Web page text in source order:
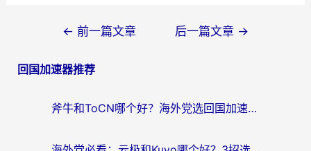
导
← 前一篇文章 后一篇文章 →
回国加速器推荐
斧牛和ToCN哪个好？海外党选回国加速器的避坑指南（附免费工具推荐）